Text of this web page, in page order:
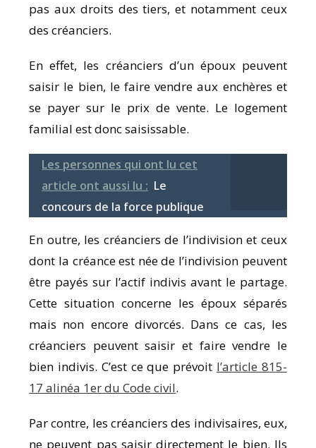
pas aux droits des tiers, et notamment ceux
des créanciers.
En effet, les créanciers d’un époux peuvent
saisir le bien, le faire vendre aux enchères et
se payer sur le prix de vente. Le logement
familial est donc saisissable.
Les personnes qui ont lu cet
article ont aussi lu : Le
concours de la force publique
En outre, les créanciers de l’indivision et ceux
dont la créance est née de l’indivision peuvent
être payés sur l’actif indivis avant le partage.
Cette situation concerne les époux séparés
mais non encore divorcés. Dans ce cas, les
créanciers peuvent saisir et faire vendre le
bien indivis. C’est ce que prévoit l’article 815-
17 alinéa 1er du Code civil.
Par contre, les créanciers des indivisaires, eux,
ne peuvent pas saisir directement le bien. Ils